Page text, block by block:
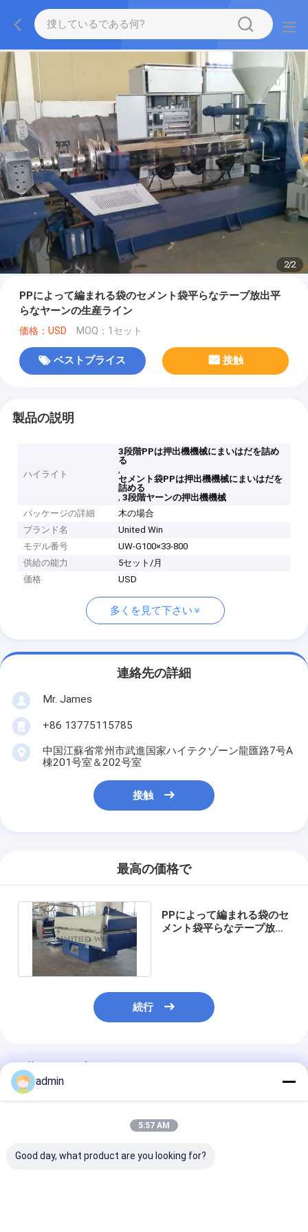
2/2
PPによって編まれる袋のセメント袋平らなテープ放出平
らなヤーンの生産ライン
価格：USD MOQ：1セット
ベストプライス 接触
製品の説明
ハイライト
3段階PPは押出機機械にまいはだを詰め
る
,
セメント袋PPは押出機機械にまいはだを
詰める
,3段階ヤーンの押出機機械
パッケージの詳細
木の場合
ブランド名
United Win
モデル番号
UW-G100×33-800
供給の能力
5セット/月
価格
USD
多くを見て下さい
連絡先の詳細
Mr. James
+86 13775115785
中国江蘇省常州市武進国家ハイテクゾーン龍匯路7号A
棟201号室＆202号室
接触
最高の価格で
PPによって編まれる袋のセ
メント袋平らなテープ放出
続行
推薦されたプロダクト
admin
5:57 AM
Good day, what product are you looking for?